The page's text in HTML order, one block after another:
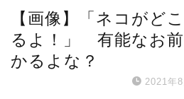
【画像】「ネコがど
るよ！」 有能なお
かるよな？
2021年